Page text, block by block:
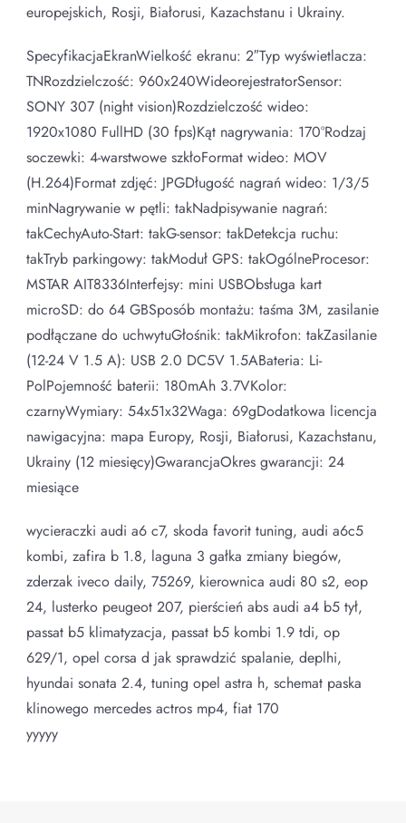
europejskich, Rosji, Białorusi, Kazachstanu i Ukrainy.
SpecyfikacjaEkranWielkość ekranu: 2″Typ wyświetlacza:
TNRozdzielczość: 960х240WideorejestratorSensor:
SONY 307 (night vision)Rozdzielczość wideo:
1920х1080 FullHD (30 fps)Kąt nagrywania: 170°Rodzaj
soczewki: 4-warstwowe szkłoFormat wideo: MOV
(H.264)Format zdjęć: JPGDługość nagrań wideo: 1/3/5
minNagrywanie w pętli: takNadpisywanie nagrań:
takCechyAuto-Start: takG-sensor: takDetekcja ruchu:
takTryb parkingowy: takModuł GPS: takOgólneProcesor:
MSTAR AIT8336Interfejsy: mini USBObsługa kart
microSD: do 64 GBSposób montażu: taśma 3M, zasilanie
podłączane do uchwytuGłośnik: takMikrofon: takZasilanie
(12-24 V 1.5 A): USB 2.0 DC5V 1.5ABateria: Li-
PolPojemność baterii: 180mAh 3.7VKolor:
czarnyWymiary: 54x51x32Waga: 69gDodatkowa licencja
nawigacyjna: mapa Europy, Rosji, Białorusi, Kazachstanu,
Ukrainy (12 miesięcy)GwarancjaOkres gwarancji: 24
miesiące
wycieraczki audi a6 c7, skoda favorit tuning, audi a6c5
kombi, zafira b 1.8, laguna 3 gałka zmiany biegów,
zderzak iveco daily, 75269, kierownica audi 80 s2, eop
24, lusterko peugeot 207, pierścień abs audi a4 b5 tył,
passat b5 klimatyzacja, passat b5 kombi 1.9 tdi, op
629/1, opel corsa d jak sprawdzić spalanie, deplhi,
hyundai sonata 2.4, tuning opel astra h, schemat paska
klinowego mercedes actros mp4, fiat 170
yyyyy